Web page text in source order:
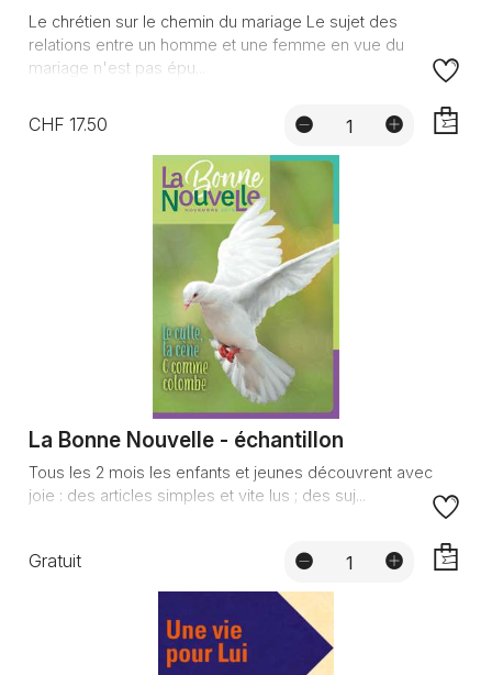
Le chrétien sur le chemin du mariage Le sujet des
relations entre un homme et une femme en vue du
mariage n'est pas épu...
CHF 17.50
La Bonne Nouvelle - échantillon
Tous les 2 mois les enfants et jeunes découvrent avec
joie : des articles simples et vite lus ; des suj...
Gratuit